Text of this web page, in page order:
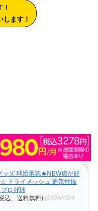
ます！
ッズ 球団承認★NEW虎が好
ドライメッシュ 通気性抜
ロ野球
込、送料無料) (2025/4/24